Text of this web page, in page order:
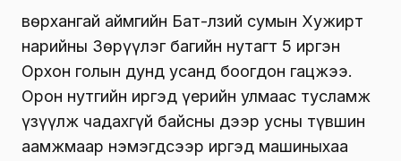
Өвөрхангай аймгийн Бат-Өлзий сумын Хужирт
нарийны Зөрүүлэг багийн нутагт 5 иргэн
Орхон голын дунд усанд боогдон гацжээ.
Орон нутгийн иргэд үерийн улмаас тусламж
үзүүлж чадахгүй байсны дээр усны түвшин
аамжмаар нэмэгдсээр иргэд машиныхаа